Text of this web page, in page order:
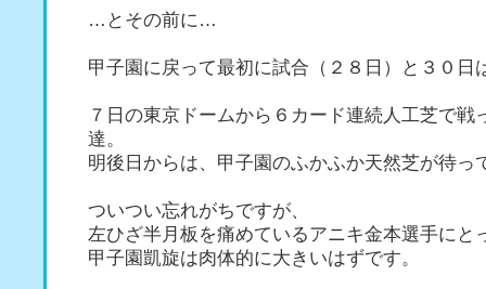
…とその前に…
甲子園に戻って最初に試合（２８日）と３０日
７日の東京ドームから６カード連続人工芝で戦
達。
明後日からは、甲子園のふかふか天然芝が待っ
ついつい忘れがちですが、
左ひざ半月板を痛めているアニキ金本選手にと
甲子園凱旋は肉体的に大きいはずです。